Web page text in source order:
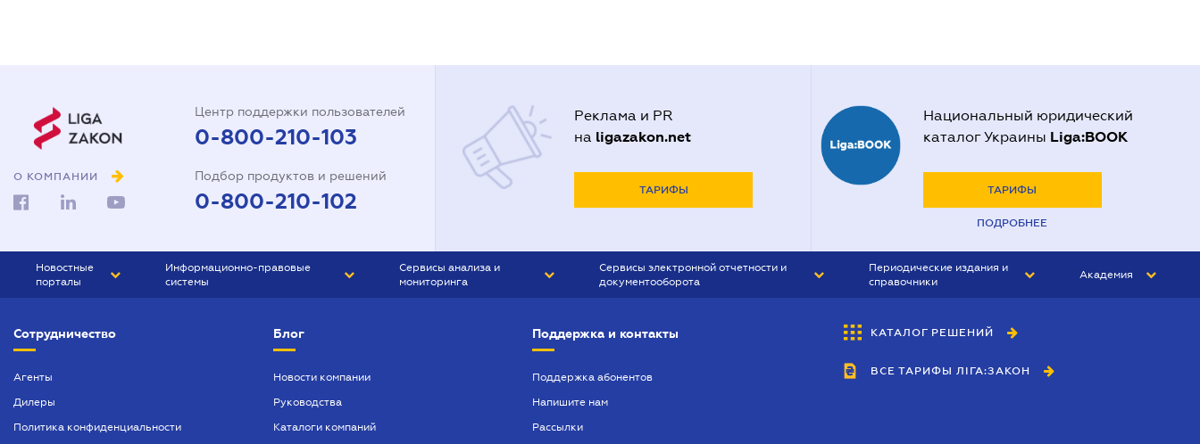
О КОМПАНИИ
Центр поддержки пользователей
0-800-210-103
Подбор продуктов и решений
0-800-210-102
Реклама и PR
на ligazakon.net
ТАРИФЫ
Национальный юридический
каталог Украины Liga:BOOK
ТАРИФЫ
ПОДРОБНЕЕ
Новостные
порталы
БИЗНЕС
Информационно-правовые
системы
БУХГАЛТЕР ПРОФ
ЮРИСТ ПРОФ
Сервисы анализа и
мониторинга
Сервисы электронной отчетности и
документооборота
Периодические издания и
справочники
БУХГАЛТЕР&ЗАКОН
ВЕСТНИК МСФО
Академия
Сотрудничество
Агенты
Дилеры
Политика конфиденциальности
Блог
Новости компании
Руководства
Каталоги компаний
Поддержка и контакты
Поддержка абонентов
Напишите нам
Рассылки
КАТАЛОГ РЕШЕНИЙ
ВСЕ ТАРИФЫ ЛІГА:ЗАКОН